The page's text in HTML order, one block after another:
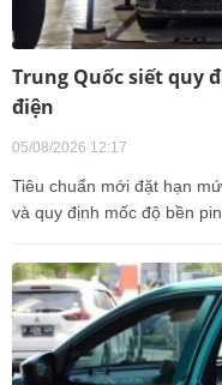
Trung Quốc siết quy
điện
05/08/2026 12:17
Tiêu chuẩn mới đặt hạn
và quy định mốc độ bền